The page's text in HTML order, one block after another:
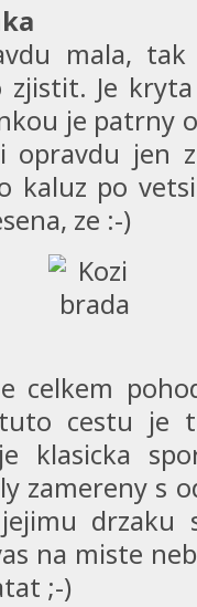
mala,
Je
je patrny
opravdu jen
kaluz po
ze :-)
celkem
cestu je
klasicka
zamereny s
drzaku
na miste
;-)